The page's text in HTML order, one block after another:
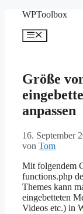
springen
WPToolbox
Menü
Größe
anpassen
16. September
von Tom
Mit folgendem
functions.php
Themes kann
eingebetteten
Videos etc.) in